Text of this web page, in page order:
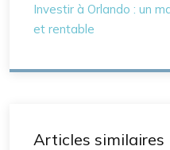
Investir à Orlando : un
et rentable
Articles similaires